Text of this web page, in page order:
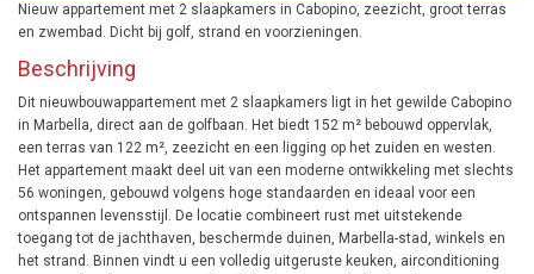
Nieuw appartement met 2 slaapkamers in Cabopino, zeezicht, groot terras
en zwembad. Dicht bij golf, strand en voorzieningen.
Beschrijving
Dit nieuwbouwappartement met 2 slaapkamers ligt in het gewilde Cabopino
in Marbella, direct aan de golfbaan. Het biedt 152 m² bebouwd oppervlak,
een terras van 122 m², zeezicht en een ligging op het zuiden en westen.
Het appartement maakt deel uit van een moderne ontwikkeling met slechts
56 woningen, gebouwd volgens hoge standaarden en ideaal voor een
ontspannen levensstijl. De locatie combineert rust met uitstekende
toegang tot de jachthaven, beschermde duinen, Marbella-stad, winkels en
het strand. Binnen vindt u een volledig uitgeruste keuken, airconditioning